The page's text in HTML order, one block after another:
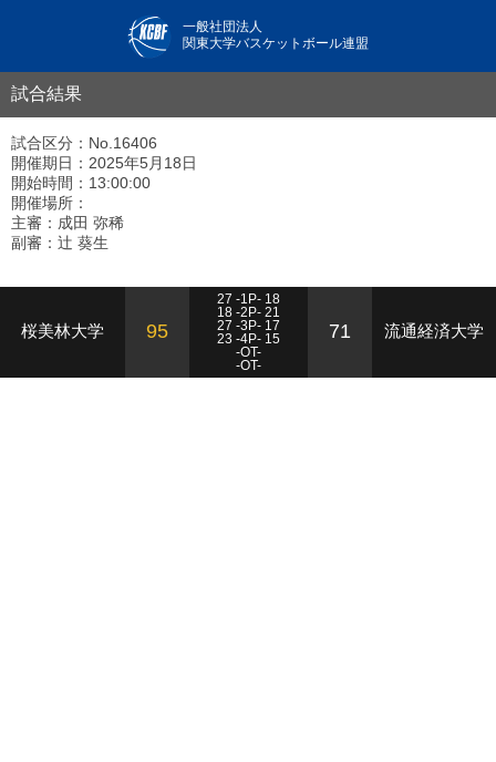
一般社団法人
関東大学バスケットボール連盟
試合結果
試合区分：No.16406
開催期日：2025年5月18日
開始時間：13:00:00
開催場所：
主審：成田 弥稀
副審：辻 葵生
桜美林大学 95
27 -1P- 18
18 -2P- 21
27 -3P- 17
23 -4P- 15
-OT-
-OT-
71 流通経済大学